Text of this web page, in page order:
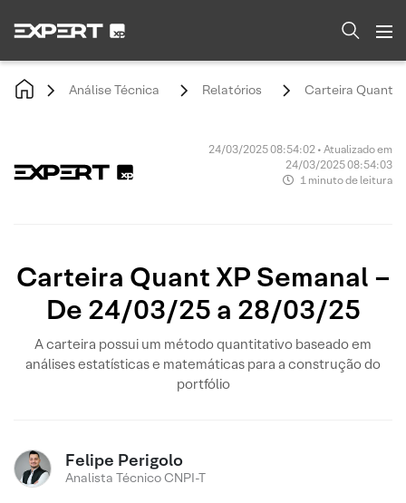
Análise Técnica Relatórios Carteira Quant
24/03/2025 08:54:02 • Atualizado em
24/03/2025 08:54:03
1 minuto de leitura
Carteira Quant XP Semanal –
De 24/03/25 a 28/03/25
A carteira possui um método quantitativo baseado em
análises estatísticas e matemáticas para a construção do
portfólio
Felipe Perigolo
Analista Técnico CNPI-T